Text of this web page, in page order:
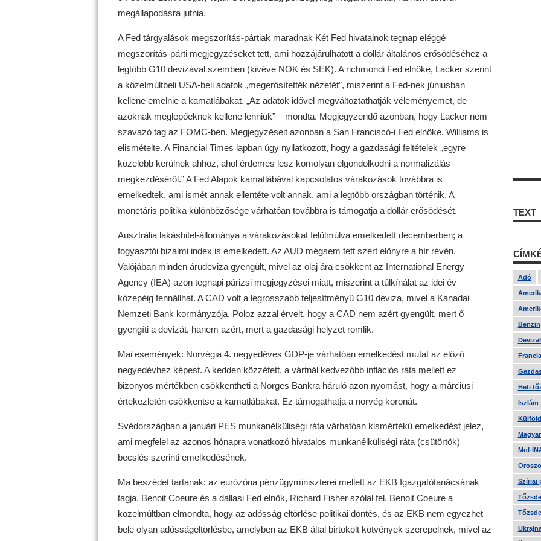
megállapodásra jutnia.
A Fed tárgyalások megszorítás-pártiak maradnak Két Fed hivatalnok tegnap eléggé
megszorítás-párti megjegyzéseket tett, ami hozzájárulhatott a dollár általános erősödéséhez a
legtöbb G10 devizával szemben (kivéve NOK és SEK). A richmondi Fed elnöke, Lacker szerint
a közelmúltbeli USA-beli adatok „megerősítették nézetét”, miszerint a Fed-nek júniusban
kellene emelnie a kamatlábakat. „Az adatok idővel megváltoztathatják véleményemet, de
azoknak meglepőeknek kellene lenniük” – mondta. Megjegyzendő azonban, hogy Lacker nem
szavazó tag az FOMC-ben. Megjegyzéseit azonban a San Franciscó-i Fed elnöke, Williams is
elismételte. A Financial Times lapban úgy nyilatkozott, hogy a gazdasági feltételek „egyre
közelebb kerülnek ahhoz, ahol érdemes lesz komolyan elgondolkodni a normalizálás
megkezdéséről.” A Fed Alapok kamatlábával kapcsolatos várakozások továbbra is
emelkedtek, ami ismét annak ellentéte volt annak, ami a legtöbb országban történik. A
monetáris politika különbözősége várhatóan továbbra is támogatja a dollár erősödését.
Ausztrália lakáshitel-állománya a várakozásokat felülmúlva emelkedett decemberben; a
fogyasztói bizalmi index is emelkedett. Az AUD mégsem tett szert előnyre a hír révén.
Valójában minden árudeviza gyengült, mivel az olaj ára csökkent az International Energy
Agency (IEA) azon tegnapi párizsi megjegyzései miatt, miszerint a túlkínálat az idei év
közepéig fennállhat. A CAD volt a legrosszabb teljesítményű G10 deviza, mivel a Kanadai
Nemzeti Bank kormányzója, Poloz azzal érvelt, hogy a CAD nem azért gyengült, mert ő
gyengíti a devizát, hanem azért, mert a gazdasági helyzet romlik.
Mai események: Norvégia 4. negyedéves GDP-je várhatóan emelkedést mutat az előző
negyedévhez képest. A kedden közzétett, a vártnál kedvezőbb inflációs ráta mellett ez
bizonyos mértékben csökkentheti a Norges Bankra háruló azon nyomást, hogy a márciusi
értekezletén csökkentse a kamatlábakat. Ez támogathatja a norvég koronát.
Svédországban a januári PES munkanélküliségi ráta várhatóan kismértékű emelkedést jelez,
ami megfelel az azonos hónapra vonatkozó hivatalos munkanélküliségi ráta (csütörtök)
becslés szerinti emelkedésének.
Ma beszédet tartanak: az eurózóna pénzügyminiszterei mellett az EKB Igazgatótanácsának
tagja, Benoit Coeure és a dallasi Fed elnök, Richard Fisher szólal fel. Benoit Coeure a
közelmúltban elmondta, hogy az adósság eltörlése politikai döntés, és az EKB nem egyezhet
bele olyan adósságeltörlésbe, amelyben az EKB által birtokolt kötvények szerepelnek, mivel az
TEXT
Adó
Benzin
Heti
Iszlám
Mol-
Szíriai